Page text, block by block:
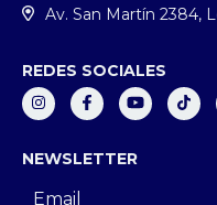
Av. San Martín 2384,
REDES SOCIALES
NEWSLETTER